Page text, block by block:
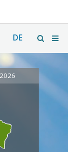
DE